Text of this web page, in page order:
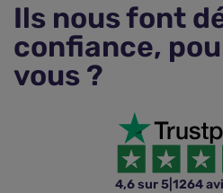
Ils nous font
confiance,
vous ?
4,6 sur 5 1264